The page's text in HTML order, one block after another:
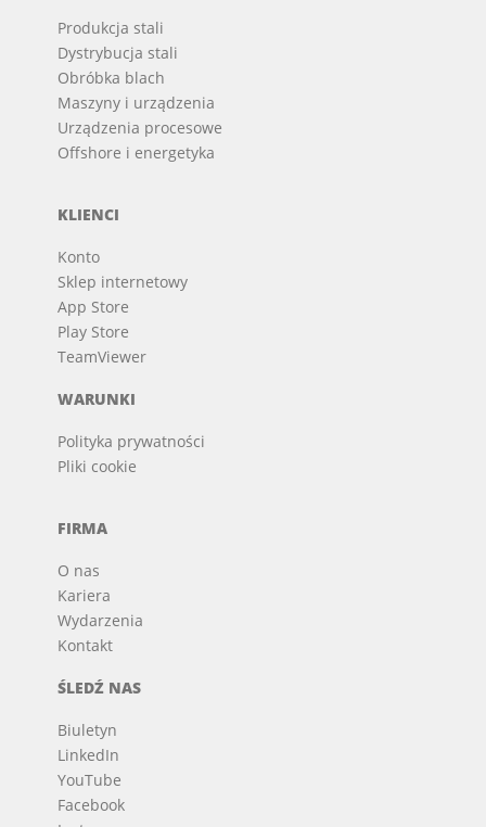
Produkcja stali
Dystrybucja stali
Obróbka blach
Maszyny i urządzenia
Urządzenia procesowe
Offshore i energetyka
KLIENCI
Konto
Sklep internetowy
App Store
Play Store
TeamViewer
WARUNKI
Polityka prywatności
Pliki cookie
FIRMA
O nas
Kariera
Wydarzenia
Kontakt
ŚLEDŹ NAS
Biuletyn
LinkedIn
YouTube
Facebook